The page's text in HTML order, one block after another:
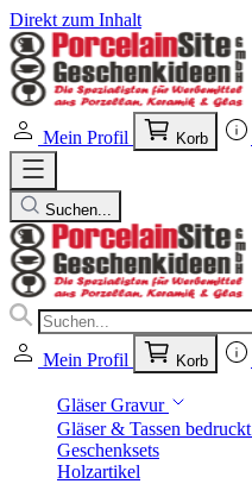
Direkt zum Inhalt
Mein Profil Korb
Suchen...
Mein Profil Korb
Gläser Gravur
Gläser & Tassen bedruckt
Geschenksets
Holzartikel